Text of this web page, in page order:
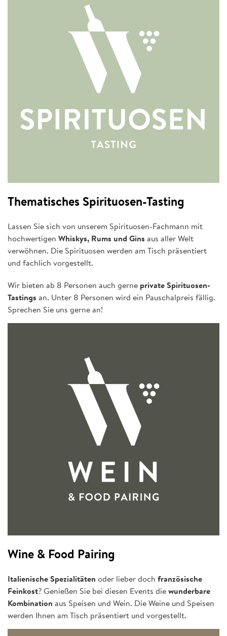
Thematisches Spirituosen-Tasting
Lassen Sie sich von unserem Spirituosen-Fachmann mit
hochwertigen Whiskys, Rums und Gins aus aller Welt
verwöhnen. Die Spirituosen werden am Tisch präsentiert
und fachlich vorgestellt.
Wir bieten ab 8 Personen auch gerne private Spirituosen-
Tastings an. Unter 8 Personen wird ein Pauschalpreis fällig.
Sprechen Sie uns gerne an!
Wine & Food Pairing
Italienische Spezialitäten oder lieber doch französische
Feinkost? Genießen Sie bei diesen Events diewunderbare
Kombination aus Speisen und Wein. Die Weine und Speisen
werden Ihnen am Tisch präsentiert und vorgestellt.